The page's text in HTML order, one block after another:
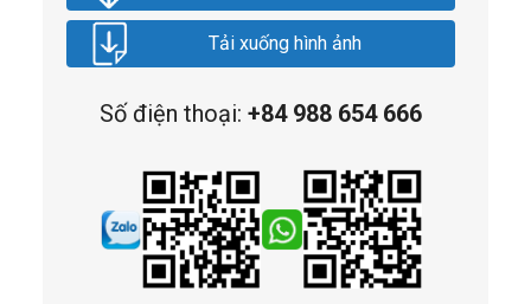
Tải xuống hình ảnh
Số điện thoại: +84 988 654 666